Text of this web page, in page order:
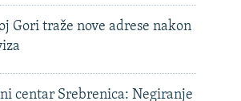
Gori traže nove adrese nakon
centar Srebrenica: Negiranje